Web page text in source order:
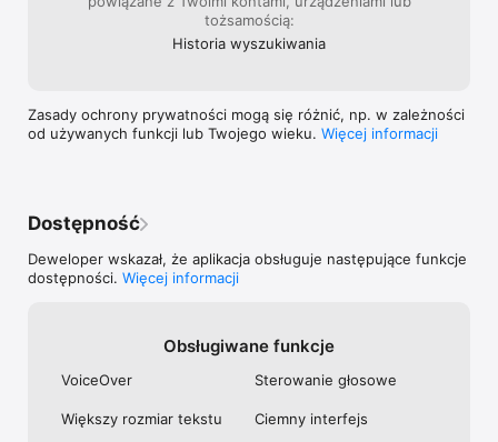
tożsamością:
Historia wyszukiwa­nia
Zasady ochrony prywatności mogą się różnić, np. w zależności
od używanych funkcji lub Twojego wieku. Więcej informacji
Dostępność
Deweloper wskazał, że aplikacja obsługuje następujące funkcje
dostępności. Więcej informacji
Obsługiwane funkcje
VoiceOver Sterowanie głosowe
Większy rozmiar tekstu Ciemny interfejs